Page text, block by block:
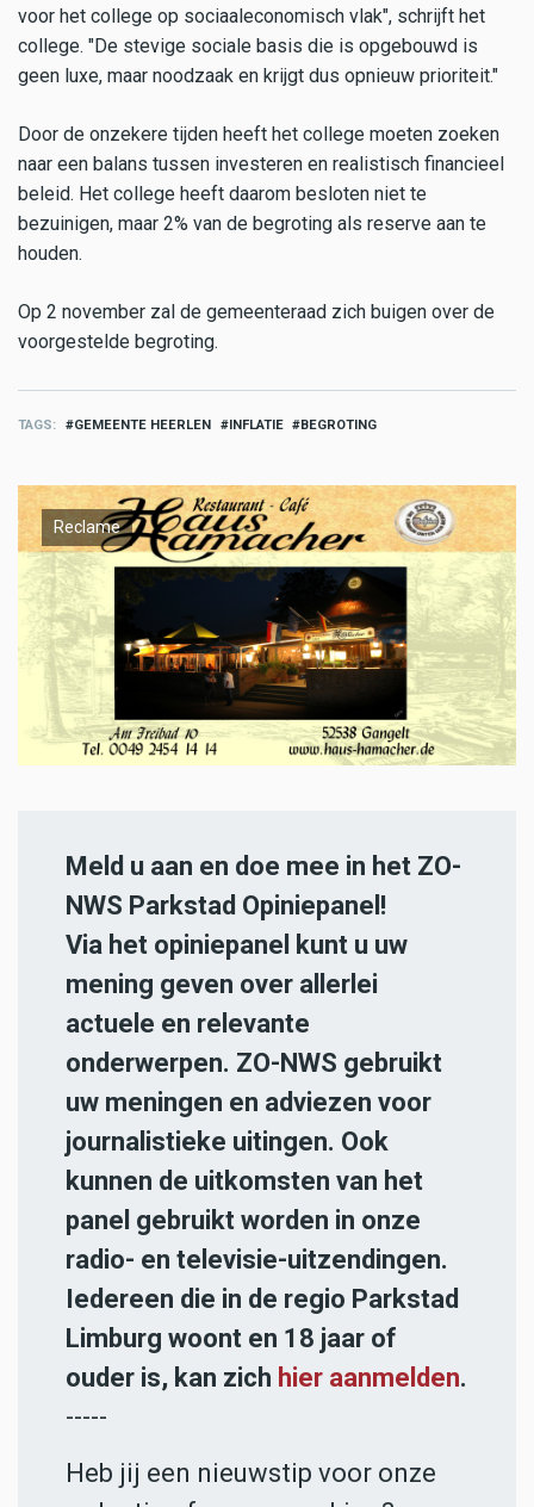
voor het college op sociaaleconomisch vlak", schrijft het
college. "De stevige sociale basis die is opgebouwd is
geen luxe, maar noodzaak en krijgt dus opnieuw prioriteit."
Door de onzekere tijden heeft het college moeten zoeken
naar een balans tussen investeren en realistisch financieel
beleid. Het college heeft daarom besloten niet te
bezuinigen, maar 2% van de begroting als reserve aan te
houden.
Op 2 november zal de gemeenteraad zich buigen over de
voorgestelde begroting.
TAGS GEMEENTE HEERLEN INFLATIE BEGROTING
Reclame
Meld u aan en doe mee in het ZO-
NWS Parkstad Opiniepanel!
Via het opiniepanel kunt u uw
mening geven over allerlei
actuele en relevante
onderwerpen. ZO-NWS gebruikt
uw meningen en adviezen voor
journalistieke uitingen. Ook
kunnen de uitkomsten van het
panel gebruikt worden in onze
radio- en televisie-uitzendingen.
Iedereen die in de regio Parkstad
Limburg woont en 18 jaar of
ouder is, kan zich hier aanmelden.
-----
Heb jij een nieuwstip voor onze